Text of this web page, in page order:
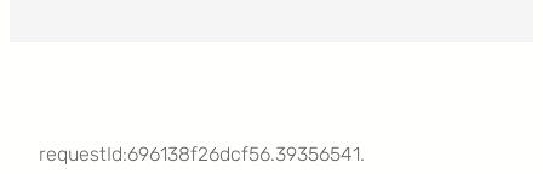
requestId:696138f26dcf56.39356541.